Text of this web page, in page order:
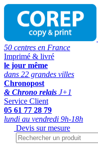
50 centres en France
Imprimé & livré
le jour même
dans 22 grandes villes
Chronopost
& Chrono relais J+1
Service Client
05 61 77 28 79
lundi au vendredi 9h-18h
Devis sur mesure